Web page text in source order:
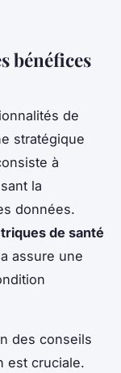
bénéfices
de
stratégique
à
la
données.
de santé
assure une
des conseils
est cruciale.